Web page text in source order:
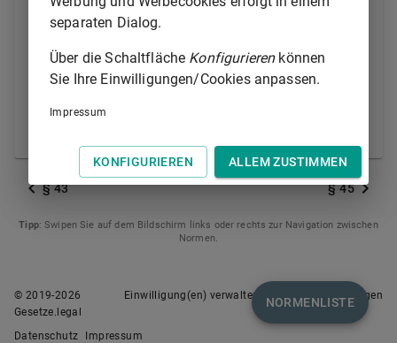
gemäß § 43 Absatz 2
nicht zur Meldung
verpflichtet sind und daher von einer Meldung
abgesehen haben.
(2) Absatz 1 gilt entsprechend für Behörden, die für
die Überwachung der Aktien-, Devisen- und
§ 43 § 45
Tipp: Swipen Sie auf dem Bildschirm links oder rechts zur Navigation zwischen
Normen.
NORMENLISTE
© 2019-2026
Gesetze.legal
Einwilligung(en) verwalten Nutzungsbedingungen
Datenschutz Impressum
separaten Dialog.
Über die Schaltfläche Konfigurierenkönnen
Sie Ihre Einwilligungen/Cookies anpassen.
Impressum
KONFIGURIEREN ALLEM ZUSTIMMEN